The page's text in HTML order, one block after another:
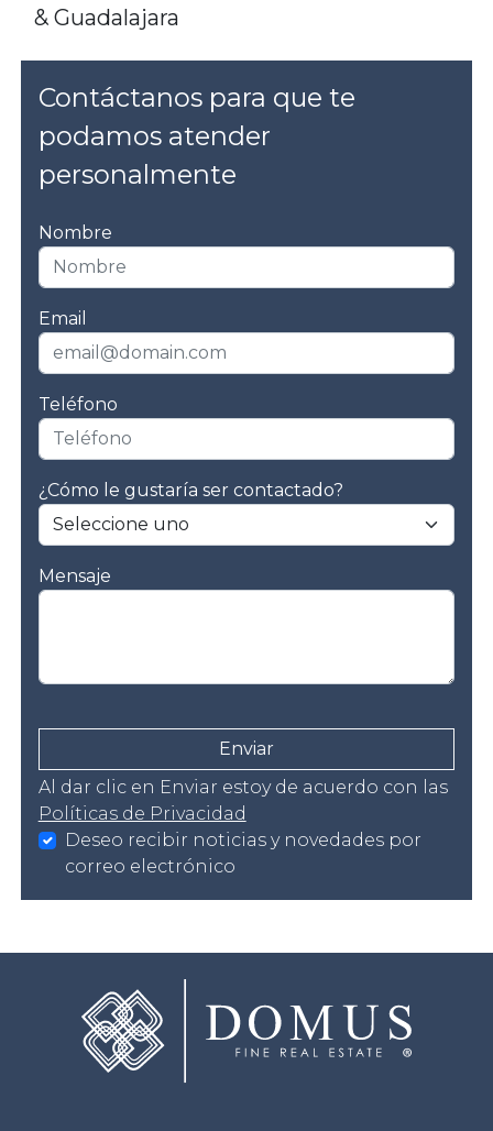
& Guadalajara
Contáctanos para que te
podamos atender
personalmente
Nombre
Email
Teléfono
¿Cómo le gustaría ser contactado?
Mensaje
Enviar
Al dar clic en Enviar estoy de acuerdo con las
Políticas de Privacidad
Deseo recibir noticias y novedades por
correo electrónico